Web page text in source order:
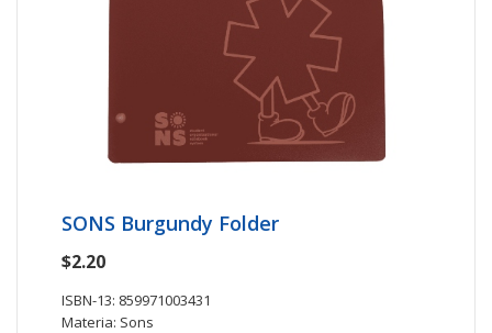
SONS Burgundy Folder
$2.20
ISBN-13: 859971003431
Materia: Sons